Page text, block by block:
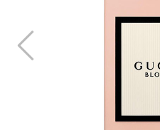
BaBylissPRO Sleek
1 499 kr